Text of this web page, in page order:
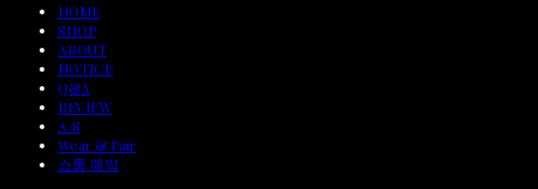
HOME
SHOP
ABOUT
NOTICE
Q&A
REVIEW
A/S
Wear & Pair
쇼룸 예약